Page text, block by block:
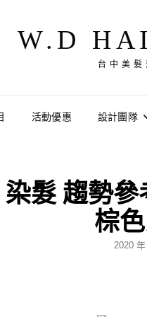
W.D
台中美
活動優惠 設計團隊
髮 趨勢
棕
2020